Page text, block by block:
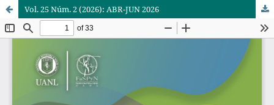
Vol. 25 Núm. 2 (2026): ABR-JUN 2026